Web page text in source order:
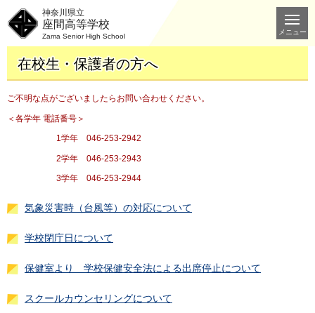
神奈川県立
座間高等学校
Zama Senior High School
メニュー
在校生・保護者の方へ
ご不明な点がございましたらお問い合わせください。
＜各学年 電話番号＞
1学年 046-253-2942
2学年 046-253-2943
3学年 046-253-2944
気象災害時（台風等）の対応について
学校閉庁日について
保健室より 学校保健安全法による出席停止について
スクールカウンセリングについて